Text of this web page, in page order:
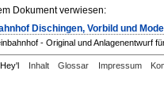
Dokument verwiesen:
Dischingen, Vorbild und Modell
- Original und Anlagenentwurf
Inhalt Glossar Impressum